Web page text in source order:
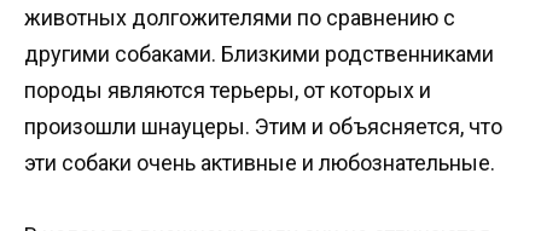
животных долгожителями по сравнению с
другими собаками. Близкими родственниками
породы являются терьеры, от которых и
произошли шнауцеры. Этим и объясняется, что
эти собаки очень активные и любознательные.